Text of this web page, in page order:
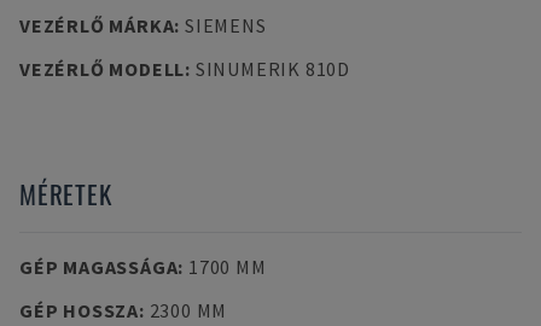
VEZÉRLŐ MÁRKA: SIEMENS
VEZÉRLŐ MODELL: SINUMERIK 810D
MÉRETEK
GÉP MAGASSÁGA: 1700 MM
GÉP HOSSZA: 2300 MM